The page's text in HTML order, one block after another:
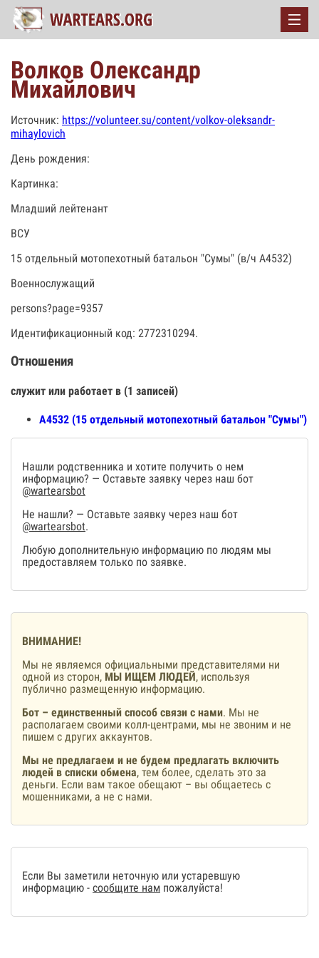
Волков Олександр
Михайлович
Источник: https://volunteer.su/content/volkov-oleksandr-
mihaylovich
День рождения:
Картинка:
Младший лейтенант
ВСУ
15 отдельный мотопехотный батальон "Сумы" (в/ч А4532)
Военнослужащий
persons?page=9357
Идентификационный код: 2772310294.
Отношения
служит или работает в (1 записей)
А4532 (15 отдельный мотопехотный батальон "Сумы")
Нашли родственника и хотите получить о нем
информацию? — Оставьте заявку через наш бот
@wartearsbot
Не нашли? — Оставьте заявку через наш бот
@wartearsbot.
Любую дополнительную информацию по людям мы
предоставляем только по заявке.
ВНИМАНИЕ!
Мы не являемся официальными представителями ни
одной из сторон, МЫ ИЩЕМ ЛЮДЕЙ, используя
публично размещенную информацию.
Бот – единственный способ связи с нами. Мы не
располагаем своими колл-центрами, мы не звоним и не
пишем с других аккаунтов.
Мы не предлагаем и не будем предлагать включить
людей в списки обмена, тем более, сделать это за
деньги. Если вам такое обещают – вы общаетесь с
мошенниками, а не с нами.
Если Вы заметили неточную или устаревшую
информацию - сообщите нам пожалуйста!